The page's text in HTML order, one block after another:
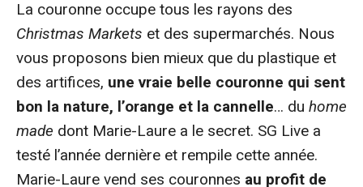
La couronne occupe tous les rayons des
Christmas Markets et des supermarchés. Nous
vous proposons bien mieux que du plastique et
des artifices, une vraie belle couronne qui sent
bon la nature, l’orange et la cannelle… du home
made dont Marie-Laure a le secret. SG Live a
testé l’année dernière et rempile cette année.
Marie-Laure vend ses couronnes au profit de